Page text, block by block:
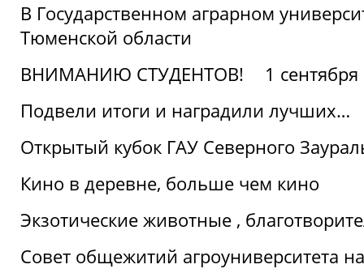
В Государственном аграрном
Тюменской области
ВНИМАНИЮ СТУДЕНТОВ!
1 сентября
Подвели итоги и наградили лучших…
Открытый кубок ГАУ Северного
Кино в деревне, больше чем кино
Экзотические животные ,
Совет общежитий агроуниверситета